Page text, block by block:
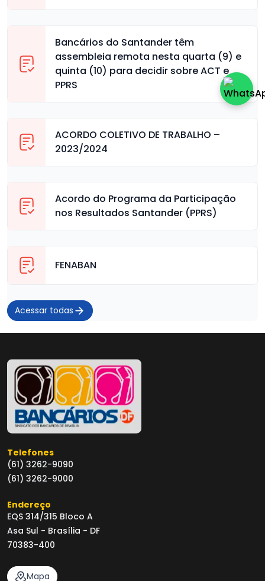
Bancários do Santander têm
assembleia remota nesta quarta (9) e
quinta (10) para decidir sobre ACT e
PPRS
ACORDO COLETIVO DE TRABALHO –
2023/2024
Acordo do Programa da Participação
nos Resultados Santander (PPRS)
FENABAN
Acessar todas
Telefones
(61) 3262-9090
(61) 3262-9000
Endereço
EQS 314/315 Bloco A
Asa Sul - Brasília - DF
70383-400
Mapa